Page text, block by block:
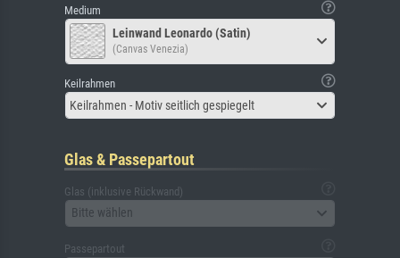
Medium
Leinwand Leonardo (Satin)
(Canvas Venezia)
Keilrahmen
Keilrahmen - Motiv seitlich gespiegelt
Glas & Passepartout
Glas (inklusive Rückwand)
Bitte wählen
Passepartout